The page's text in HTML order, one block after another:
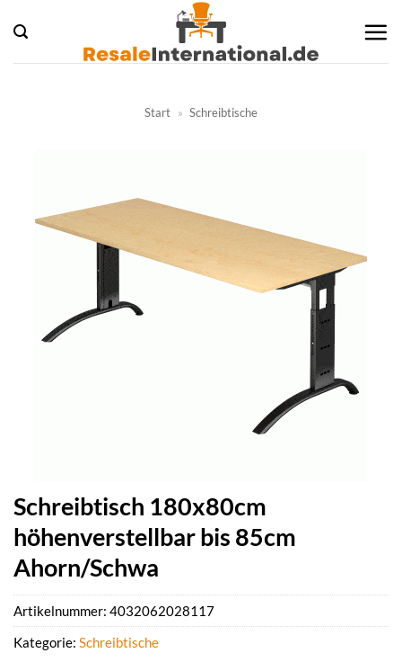
Inhalt
springen
Start » Schreibtische
Schreibtisch 180x80cm
höhenverstellbar bis 85cm
Ahorn/Schwa
Artikelnummer: 4032062028117
Kategorie: Schreibtische